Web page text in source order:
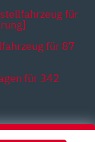
für
für 87
für 342